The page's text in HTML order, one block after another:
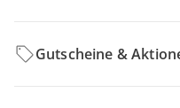
Gutscheine &